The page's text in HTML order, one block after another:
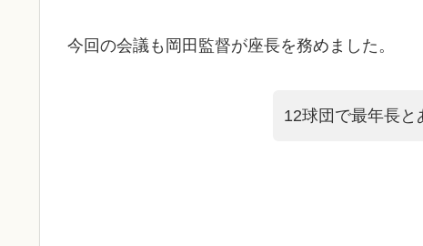
今回の会議も岡田監督が座長を務めました。
12球団で最年長と